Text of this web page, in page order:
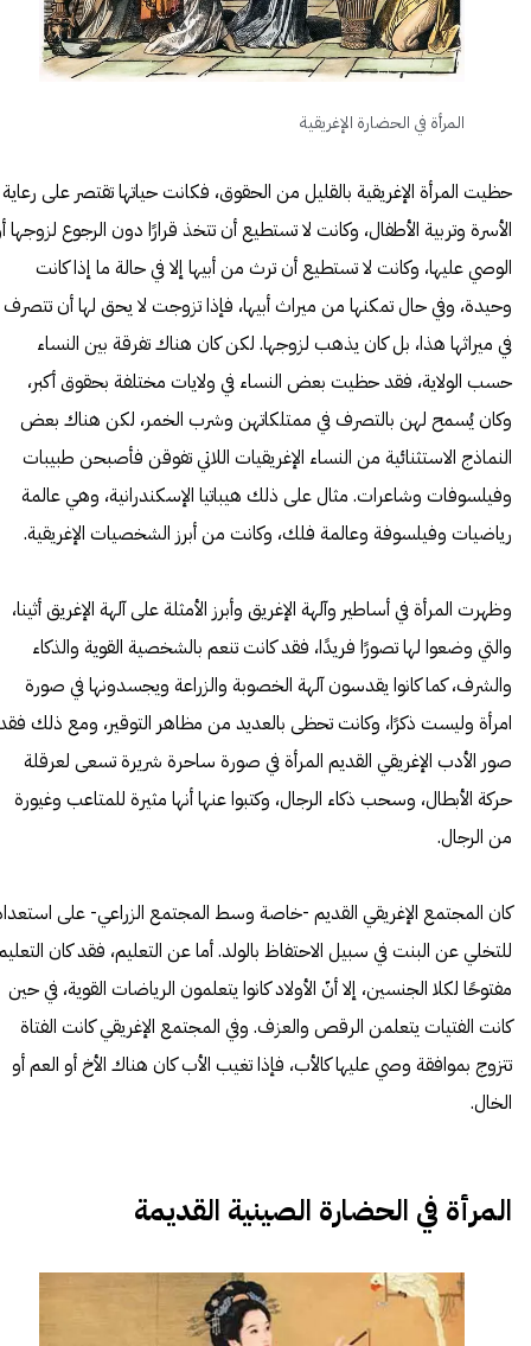
المرأة في الحضارة الإغريقية
حظيت المرأة الإغريقية بالقليل من الحقوق، فكانت حياتها تقتصر على رعاية
الأسرة وتربية الأطفال، وكانت لا تستطيع أن تتخذ قرارًا دون الرجوع لزوجها
الوصي عليها، وكانت لا تستطيع أن ترث من أبيها إلا في حالة ما إذا كانت
وحيدة، وفي حال تمكنها من ميراث أبيها، فإذا تزوجت لا يحق لها أن تتصرف
في ميراثها هذا، بل كان يذهب لزوجها. لكن كان هناك تفرقة بين النساء
حسب الولاية، فقد حظيت بعض النساء في ولايات مختلفة بحقوق أكبر،
وكان يُسمح لهن بالتصرف في ممتلكاتهن وشرب الخمر، لكن هناك بعض
النماذج الاستثنائية من النساء الإغريقيات اللاتي تفوقن فأصبحن طبيبات
وفيلسوفات وشاعرات. مثال على ذلك هيباتيا الإسكندرانية، وهي عالمة
رياضيات وفيلسوفة وعالمة فلك، وكانت من أبرز الشخصيات الإغريقية.
وظهرت المرأة في أساطير وآلهة الإغريق وأبرز الأمثلة على آلهة الإغريق أثينا،
والتي وضعوا لها تصورًا فريدًا، فقد كانت تنعم بالشخصية القوية والذكاء
والشرف، كما كانوا يقدسون آلهة الخصوبة والزراعة ويجسدونها في صورة
امرأة وليست ذكرًا، وكانت تحظى بالعديد من مظاهر التوقير، ومع ذلك
صور الأدب الإغريقي القديم المرأة في صورة ساحرة شريرة تسعى لعرقلة
حركة الأبطال، وسحب ذكاء الرجال، وكتبوا عنها أنها مثيرة للمتاعب وغيورة
من الرجال.
كان المجتمع الإغريقي القديم -خاصة وسط المجتمع الزراعي- على
للتخلي عن البنت في سبيل الاحتفاظ بالولد. أما عن التعليم، فقد كان
مفتوحًا لكلا الجنسين، إلا أنّ الأولاد كانوا يتعلمون الرياضات القوية، في حين
كانت الفتيات يتعلمن الرقص والعزف. وفي المجتمع الإغريقيكانت الفتاة
تتزوج بموافقة وصي عليها كالأب، فإذا تغيب الأب كان هناك الأخ أو العم أو
الخال.
المرأة في الحضارة الصينية القديمة